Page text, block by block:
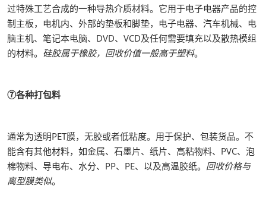
过特殊工艺合成的一种导热介质材料。它用于电子电器产品的控
制主板，电机内、外部的垫板和脚垫，电子电器、汽车机械、电
脑主机、笔记本电脑、DVD、VCD及任何需要填充以及散热模组
的材料。 硅胶属于橡胶，回收价值一般高于塑料。
⑦各种打包料
通常为透明PET膜，无胶或者低粘度。用于保护、包装货品。不
能含有其他材料，如金属、石墨片、纸片、高粘物料、PVC、泡
棉物料、导电布、水分、PP、PE、以及高温胶纸。 回收价格与
离型膜类似。